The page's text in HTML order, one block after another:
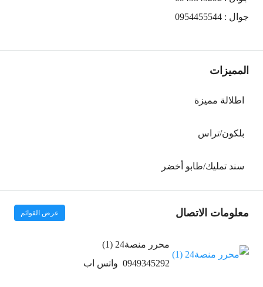
جوال : 0954455544
المميزات
اطلالة مميزة
بلكون/تراس
سند تمليك/طابو أخضر
معلومات الاتصال عرض القوائم
محرر منصة24 (1)
0949345292 واتس اب